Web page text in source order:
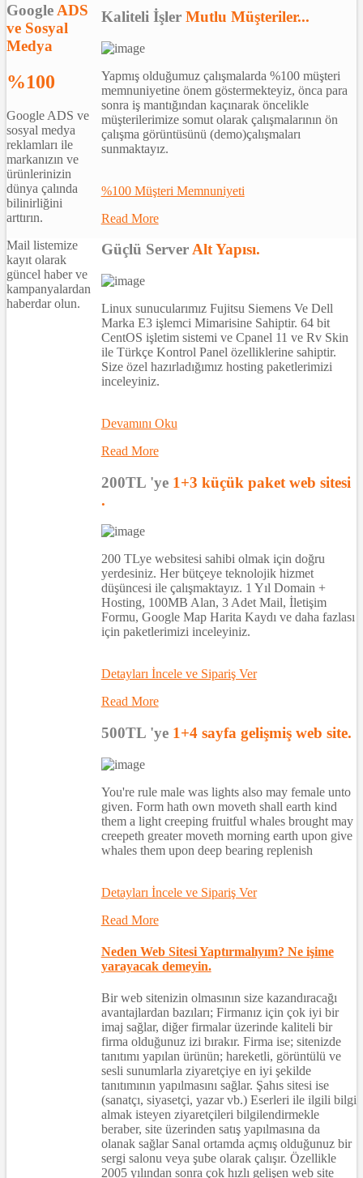
Kaliteli İşlerMutlu Müşteriler...
Yapmış olduğumuz çalışmalarda %100 müşteri
memnuniyetine önem göstermekteyiz, önca para
sonra iş mantığından kaçınarak öncelikle
müşterilerimize somut olarak çalışmalarının ön
çalışma görüntüsünü (demo)çalışmaları
sunmaktayız.
%100 Müşteri Memnuniyeti
Read More
Güçlü ServerAlt Yapısı.
Linux sunucularımız Fujitsu Siemens Ve Dell
Marka E3 işlemci Mimarisine Sahiptir. 64 bit
CentOS işletim sistemi ve Cpanel 11 ve Rv Skin
ile Türkçe Kontrol Panel özelliklerine sahiptir.
Size özel hazırladığımız hosting paketlerimizi
inceleyiniz.
Devamını Oku
Read More
200TL 'ye1+3 küçük paket web sitesi
.
200 TLye websitesi sahibi olmak için doğru
yerdesiniz. Her bütçeye teknolojik hizmet
düşüncesi ile çalışmaktayız. 1 Yıl Domain +
Hosting, 100MB Alan, 3 Adet Mail, İletişim
Formu, Google Map Harita Kaydı ve daha fazlası
için paketlerimizi inceleyiniz.
Detayları İncele ve Sipariş Ver
Read More
500TL 'ye1+4 sayfa gelişmiş web site.
You're rule male was lights also may female unto
given. Form hath own moveth shall earth kind
them a light creeping fruitful whales brought may
creepeth greater moveth morning earth upon give
whales them upon deep bearing replenish
Detayları İncele ve Sipariş Ver
Read More
Neden Web Sitesi Yaptırmalıyım? Ne işime
yarayacak demeyin.
Bir web sitenizin olmasının size kazandıracağı
avantajlardan bazıları; Firmanız için çok iyi bir
imaj sağlar, diğer firmalar üzerinde kaliteli bir
firma olduğunuz izi bırakır. Firma ise; sitenizde
tanıtımı yapılan ürünün; hareketli, görüntülü ve
sesli sunumlarla ziyaretçiye en iyi şekilde
tanıtımının yapılmasını sağlar. Şahıs sitesi ise
(sanatçı, siyasetçi, yazar vb.) Eserleri ile ilgili bilgi
almak isteyen ziyaretçileri bilgilendirmekle
beraber, site üzerinden satış yapılmasına da
olanak sağlar Sanal ortamda açmış olduğunuz bir
sergi salonu veya şube olarak çalışır. Özellikle
2005 yılından sonra çok hızlı gelişen web site
Google ADS
ve Sosyal
Medya
%100
Google ADS ve
sosyal medya
reklamları ile
markanızın ve
ürünlerinizin
dünya çalında
bilinirliğini
arttırın.
Mail listemize
kayıt olarak
güncel haber ve
kampanyalardan
haberdar olun.